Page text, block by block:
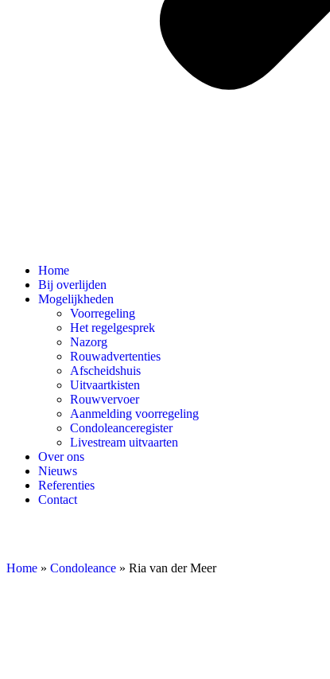
Home
Bij overlijden
Mogelijkheden
Voorregeling
Het regelgesprek
Nazorg
Rouwadvertenties
Afscheidshuis
Uitvaartkisten
Rouwvervoer
Aanmelding voorregeling
Condoleanceregister
Livestream uitvaarten
Over ons
Nieuws
Referenties
Contact
Home » Condoleance » Ria van der Meer